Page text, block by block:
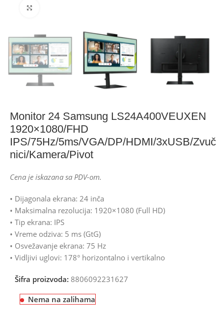
Monitor 24 Samsung LS24A400VEUXEN
1920×1080/FHD
IPS/75Hz/5ms/VGA/DP/HDMI/3xUSB/Zvuč
nici/Kamera/Pivot
Cena je iskazana sa PDV-om.
• Dijagonala ekrana: 24 inča
• Maksimalna rezolucija: 1920×1080 (Full HD)
• Tip ekrana: IPS
• Vreme odziva: 5 ms (GtG)
• Osvežavanje ekrana: 75 Hz
• Vidljivi uglovi: 178° horizontalno i vertikalno
Šifra proizvoda:8806092231627
Nema na zalihama